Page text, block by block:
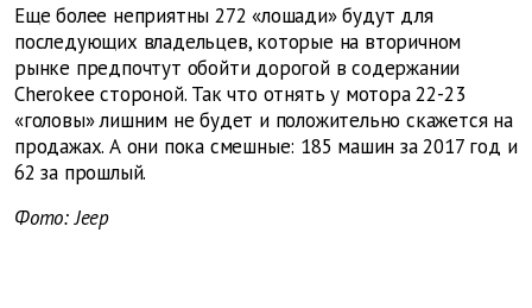
Еще более неприятны 272 «лошади» будут для
последующих владельцев, которые на вторичном
рынке предпочтут обойти дорогой в содержании
Cherokee стороной. Так что отнять у мотора 22-23
«головы» лишним не будет и положительно скажется на
продажах. А они пока смешные: 185 машин за 2017 год и
62 за прошлый.
Фото: Jeep